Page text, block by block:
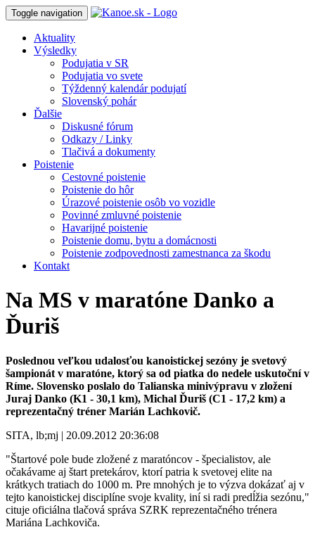
Toggle navigation
Aktuality
Výsledky
Podujatia v SR
Podujatia vo svete
Týždenný kalendár podujatí
Slovenský pohár
Ďalšie
Diskusné fórum
Odkazy / Linky
Tlačivá a dokumenty
Poistenie
Cestovné poistenie
Poistenie do hôr
Úrazové poistenie osôb vo vozidle
Povinné zmluvné poistenie
Havarijné poistenie
Poistenie domu, bytu a domácnosti
Poistenie zodpovednosti zamestnanca za škodu
Kontakt
Na MS v maratóne Danko a
Ďuriš
Poslednou veľkou udalosťou kanoistickej sezóny je svetový
šampionát v maratóne, ktorý sa od piatka do nedele uskutoční v
Ríme. Slovensko poslalo do Talianska minivýpravu v zložení
Juraj Danko (K1 - 30,1 km), Michal Ďuriš (C1 - 17,2 km) a
reprezentačný tréner Marián Lachkovič.
SITA, lb;mj | 20.09.2012 20:36:08
"Štartové pole bude zložené z maratóncov - špecialistov, ale
očakávame aj štart pretekárov, ktorí patria k svetovej elite na
krátkych tratiach do 1000 m. Pre mnohých je to výzva dokázať aj v
tejto kanoistickej disciplíne svoje kvality, iní si radi predĺžia sezónu,"
cituje oficiálna tlačová správa SZRK reprezentačného trénera
Mariána Lachkoviča.